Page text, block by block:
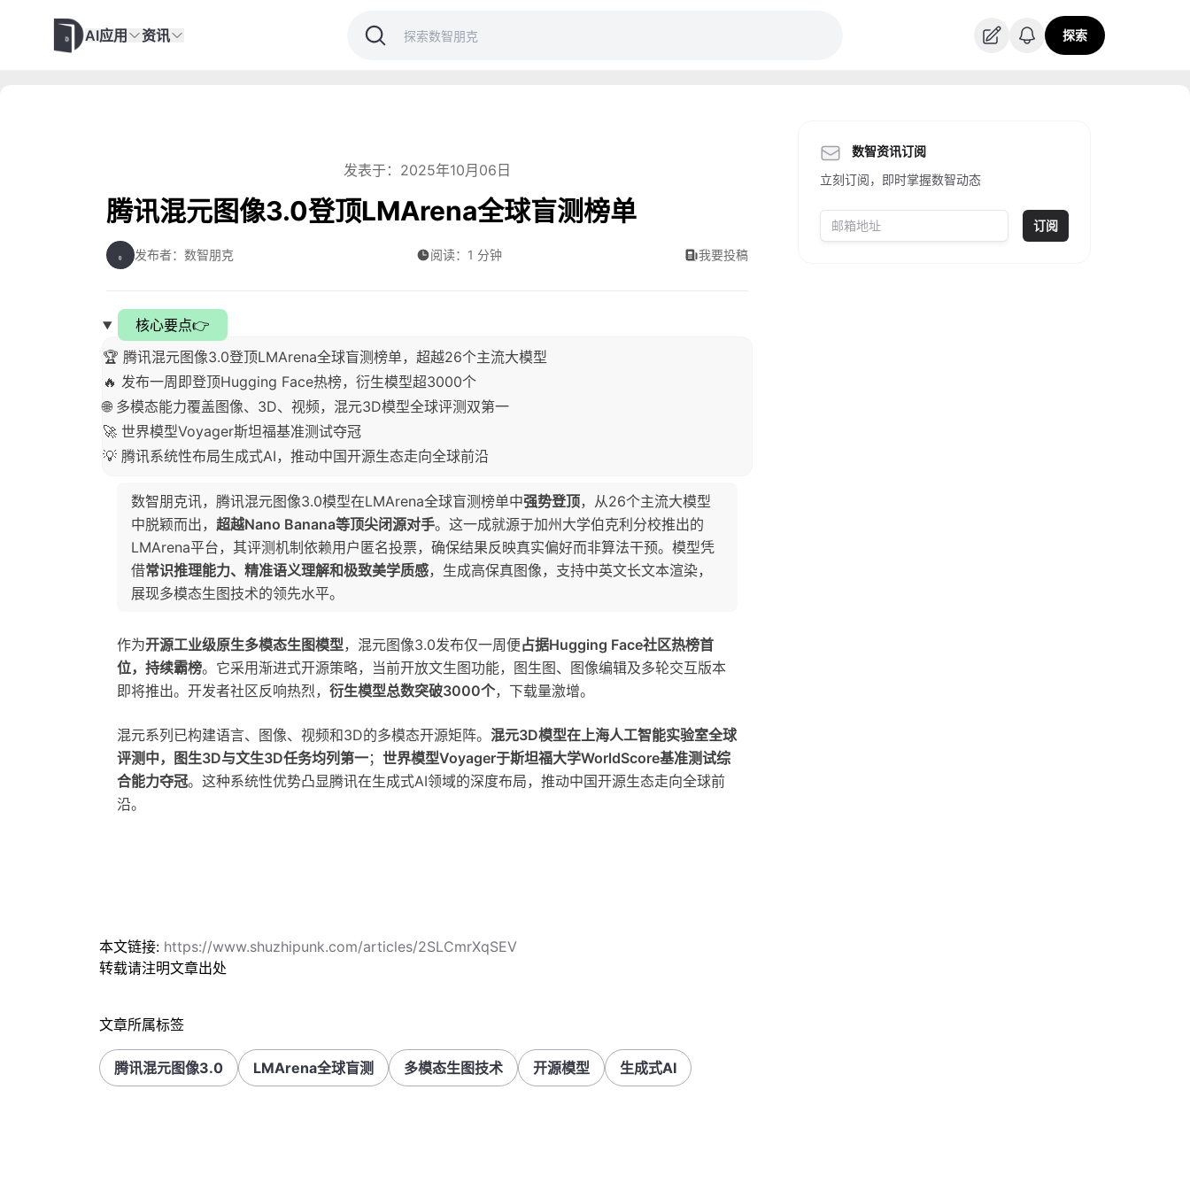
AI应用 资讯 探索
发表于：2025年10月06日
腾讯混元图像3.0登顶LMArena全球盲测榜单
发布者：数智朋克 阅读：1 分钟 我要投稿
核心要点👉
🏆 腾讯混元图像3.0登顶LMArena全球盲测榜单，超越26个主流大模型
🔥 发布一周即登顶Hugging Face热榜，衍生模型超3000个
🌐 多模态能力覆盖图像、3D、视频，混元3D模型全球评测双第一
🚀 世界模型Voyager斯坦福基准测试夺冠
💡 腾讯系统性布局生成式AI，推动中国开源生态走向全球前沿
数智朋克讯，腾讯混元图像3.0模型在LMArena全球盲测榜单中强势登顶，从26个主流大模型
中脱颖而出， 超越Nano Banana等顶尖闭源对手。这一成就源于加州大学伯克利分校推出的
LMArena平台，其评测机制依赖用户匿名投票，确保结果反映真实偏好而非算法干预。模型凭
借常识推理能力、精准语义理解和极致美学质感，生成高保真图像，支持中英文长文本渲染，
展现多模态生图技术的领先水平。
作为开源工业级原生多模态生图模型，混元图像3.0发布仅一周便占据Hugging Face社区热榜首
位，持续霸榜。它采用渐进式开源策略，当前开放文生图功能，图生图、图像编辑及多轮交互版本
即将推出。开发者社区反响热烈， 衍生模型总数突破3000个，下载量激增。
混元系列已构建语言、图像、视频和3D的多模态开源矩阵。 混元3D模型在上海人工智能实验室全球
评测中，图生3D与文生3D任务均列第一； 世界模型Voyager于斯坦福大学WorldScore基准测试综
合能力夺冠。这种系统性优势凸显腾讯在生成式AI领域的深度布局，推动中国开源生态走向全球前
沿。
数智资讯订阅
立刻订阅，即时掌握数智动态
订阅
本文链接: https://www.shuzhipunk.com/articles/2SLCmrXqSEV
转载请注明文章出处
文章所属标签
腾讯混元图像3.0 LMArena全球盲测 多模态生图技术 开源模型 生成式AI